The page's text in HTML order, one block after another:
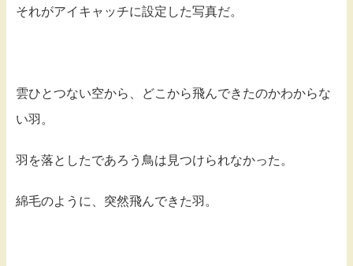
それがアイキャッチに設定した写真だ。
雲ひとつない空から、どこから飛んできたのかわからな
い羽。
羽を落としたであろう鳥は見つけられなかった。
綿毛のように、突然飛んできた羽。